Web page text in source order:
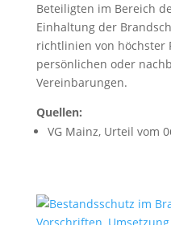
Beteiligten im Bereich
Einhaltung der
richtlinien von höchster
persönlichen oder
Vereinbarungen.
Quellen:
VG Mainz, Urteil vom